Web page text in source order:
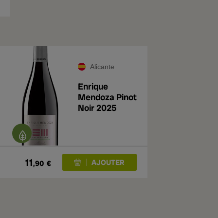
Alicante
Enrique
Mendoza Pinot
Noir 2025
11,90 €